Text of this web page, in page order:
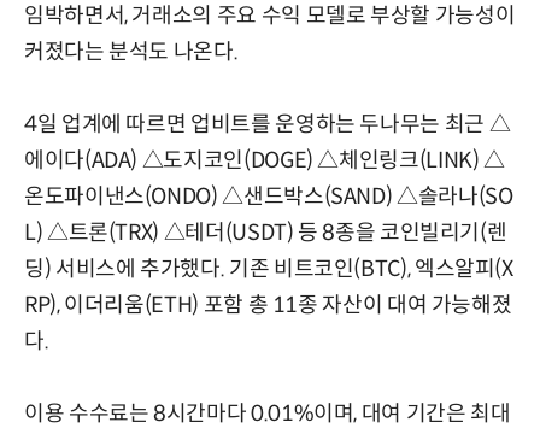
임박하면서, 거래소의 주요 수익 모델로 부상할 가능성이
커졌다는 분석도 나온다.
4일 업계에 따르면 업비트를 운영하는 두나무는 최근 △
에이다(ADA) △도지코인(DOGE) △체인링크(LINK) △
온도파이낸스(ONDO) △샌드박스(SAND) △솔라나(SO
L) △트론(TRX) △테더(USDT) 등 8종을 코인빌리기(렌
딩) 서비스에 추가했다. 기존 비트코인(BTC), 엑스알피(X
RP), 이더리움(ETH) 포함 총 11종 자산이 대여 가능해졌
다.
이용 수수료는 8시간마다 0.01%이며, 대여 기간은 최대